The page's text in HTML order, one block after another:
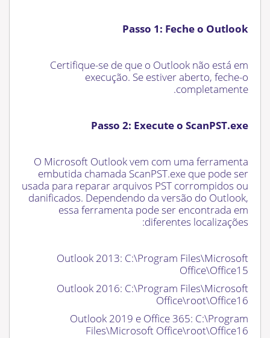
Passo 1: Feche o Outlook
Certifique-se de que o Outlook não está em
execução. Se estiver aberto, feche-o
completamente.
Passo 2: Execute o ScanPST.exe
O Microsoft Outlook vem com uma ferramenta
embutida chamada ScanPST.exe que pode ser
usada para reparar arquivos PST corrompidos ou
danificados. Dependendo da versão do Outlook,
essa ferramenta pode ser encontrada em
diferentes localizações:
Outlook 2013: C:\Program Files\Microsoft
Office\Office15
Outlook 2016: C:\Program Files\Microsoft
Office\root\Office16
Outlook 2019 e Office 365: C:\Program
Files\Microsoft Office\root\Office16